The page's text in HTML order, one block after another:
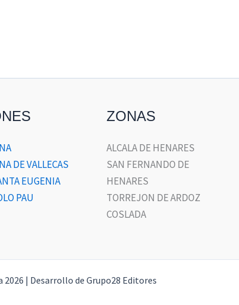
DE VALLECAS
EUGENIA
PAU
ZONAS
ALCALA DE HENARES
SAN FERNANDO DE
HENARES
TORREJON DE ARDOZ
COSLADA
| Desarrollo de Grupo28 Editores